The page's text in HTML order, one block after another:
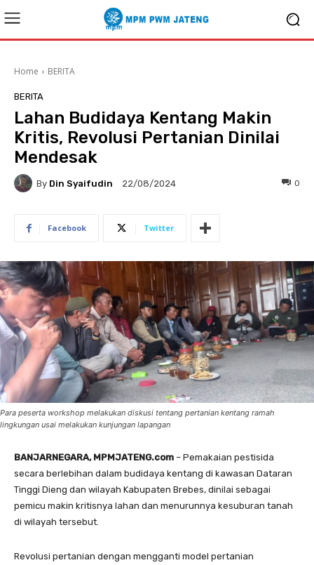
Home BERITA
BERITA
Lahan Budidaya Kentang Makin
Kritis, Revolusi Pertanian Dinilai
Mendesak
By Din Syaifudin 22/08/2024 0
Facebook Twitter
Para peserta workshop melakukan diskusi tentang pertanian kentang ramah
lingkungan usai melakukan kunjungan lapangan
BANJARNEGARA, MPMJATENG.com – Pemakaian pestisida
secara berlebihan dalam budidaya kentang di kawasan Dataran
Tinggi Dieng dan wilayah Kabupaten Brebes, dinilai sebagai
pemicu makin kritisnya lahan dan menurunnya kesuburan tanah
di wilayah tersebut.
Revolusi pertanian dengan mengganti model pertanian